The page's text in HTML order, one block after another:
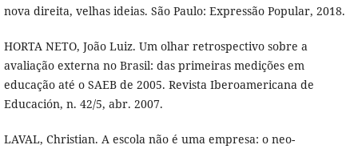
nova direita, velhas ideias. São Paulo: Expressão Popular, 2018.
HORTA NETO, João Luiz. Um olhar retrospectivo sobre a
avaliação externa no Brasil: das primeiras medições em
educação até o SAEB de 2005. Revista Iberoamericana de
Educación, n. 42/5, abr. 2007.
LAVAL, Christian. A escola não é uma empresa: o neo-